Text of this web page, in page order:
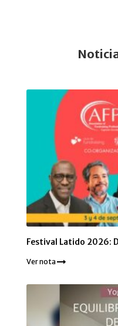
Festival Latido 2026:
Ver nota